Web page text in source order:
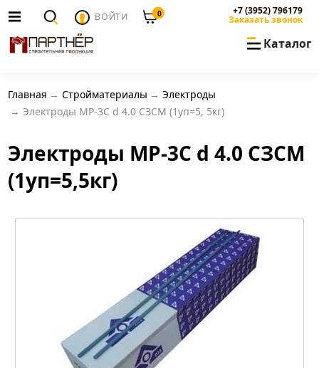
ВОЙТИ 0 +7 (3952) 796179
Заказать звонок
Каталог
Главная Стройматериалы
Электроды
Электроды МР-3С d 4.0 СЗСМ (1уп=5, 5кг)
Электроды МР-3С d 4.0 СЗСМ
(1уп=5,5кг)